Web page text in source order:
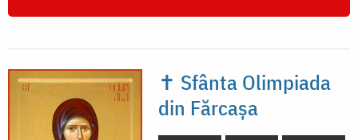
✝ Sfânta Olimpiada
din Fărcașa